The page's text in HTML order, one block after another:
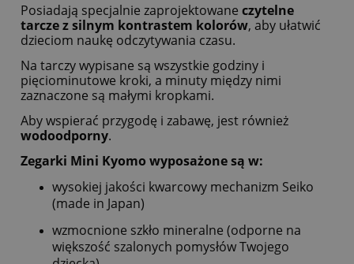
Posiadają specjalnie zaprojektowane czytelne
tarcze z silnym kontrastem kolorów, aby ułatwić
dzieciom naukę odczytywania czasu.
Na tarczy wypisane są wszystkie godziny i
pięciominutowe kroki, a minuty między nimi
zaznaczone są małymi kropkami.
Aby wspierać przygodę i zabawę, jest również
wodoodporny.
Zegarki Mini Kyomo wyposażone są w:
wysokiej jakości kwarcowy mechanizm Seiko
(made in Japan)
wzmocnione szkło mineralne (odporne na
większość szalonych pomysłów Twojego